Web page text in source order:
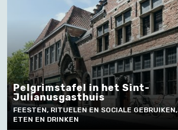
Pelgrimstafel in het Sint-
Julianusgasthuis
FEESTEN, RITUELEN EN SOCIALE GEBRUIKEN,
ETEN EN DRINKEN